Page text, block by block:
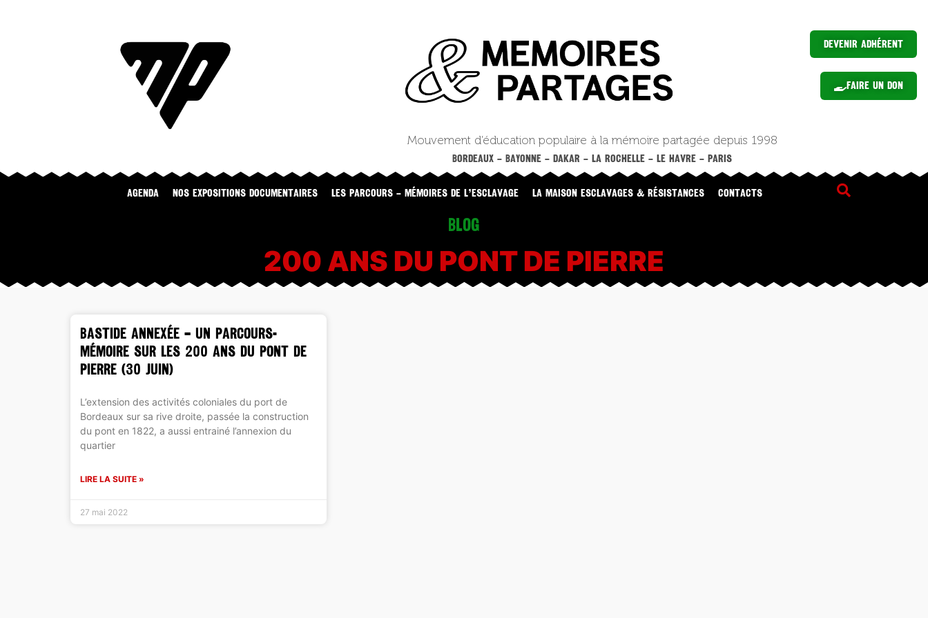
Devenir Adhérent
Faire un Don
Mouvement d’éducation populaire à la mémoire partagée depuis 1998
BORDEAUX – BAYONNE – DAKAR – LA ROCHELLE – LE HAVRE – PARIS
Agenda NOS EXPOSITIONS DOCUMENTAIRES LES PARCOURS – MÉMOIRES DE L’ESCLAVAGE LA MAISON ESCLAVAGES & RÉSISTANCES CONTACTS
Blog
200 ANS DU PONT DE PIERRE
BASTIDE ANNEXÉE – Un parcours-
mémoire sur les 200 ans du Pont de
Pierre (30 juin)
L’extension des activités coloniales du port de
Bordeaux sur sa rive droite, passée la construction
du pont en 1822, a aussi entrainé l’annexion du
quartier
LIRE LA SUITE »
27 mai 2022